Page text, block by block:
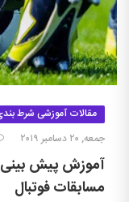
مقالات آموزشی شرط
جمعه, ۲۰ دسامبر ۲۰۱۹
آموزش پیش بینی
مسابقات فوتبال